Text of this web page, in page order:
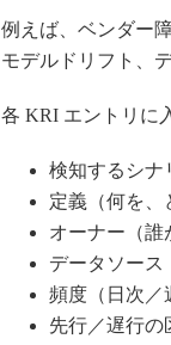
例えば、ベンダー
モデルドリフト、
各 KRI エントリに
検知するシナ
定義（何を、
オーナー（誰
データソース
頻度（日次／
先行／遅行の